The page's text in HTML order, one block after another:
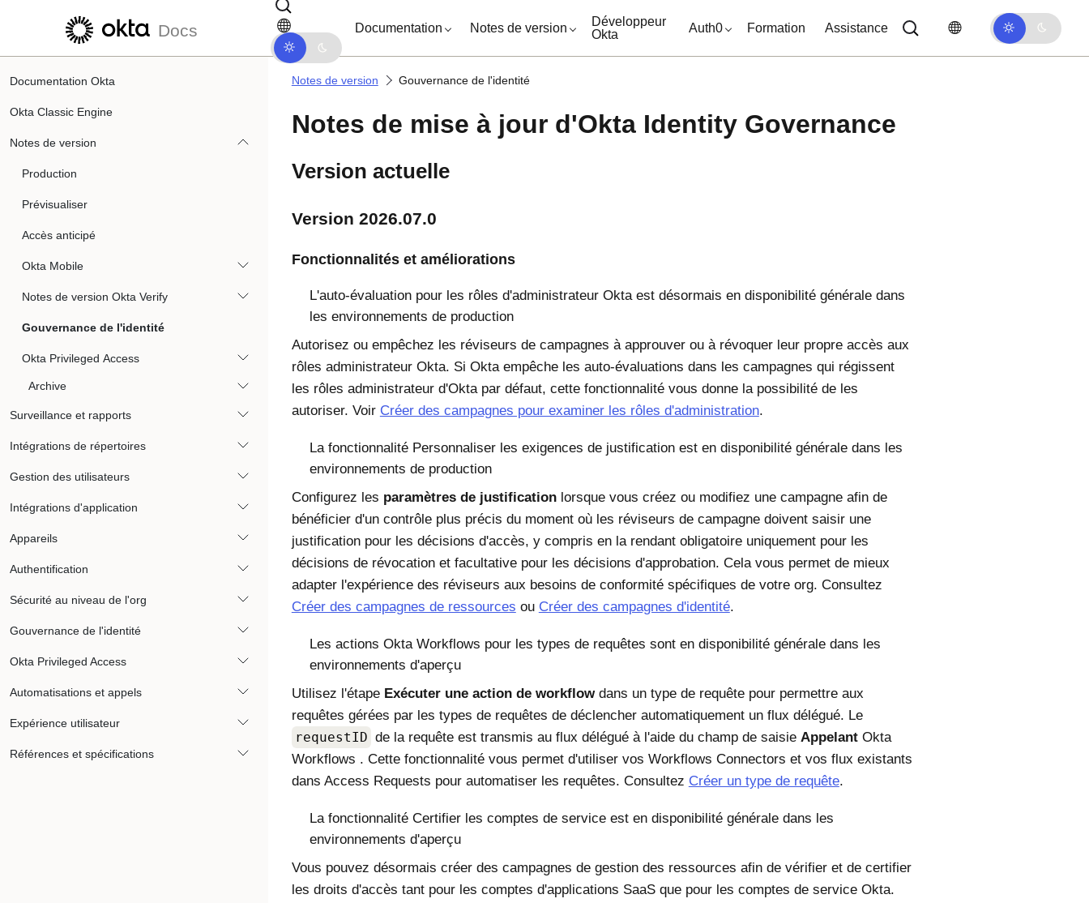
Passer au contenu principal Passer à la navigation dans les documents
Docs Documentation Notes de version
Développeur
Okta
Auth0 Formation Assistance
Documentation Okta
Okta Classic Engine
Notes de version
Production
Prévisualiser
Accès anticipé
Okta Mobile
Notes de version Okta Verify
Gouvernance de l'identité
Okta Privileged Access
Archive
Surveillance et rapports
Intégrations de répertoires
Gestion des utilisateurs
Intégrations d'application
Appareils
Authentification
Sécurité au niveau de l'org
Gouvernance de l'identité
Okta Privileged Access
Automatisations et appels
Expérience utilisateur
Références et spécifications
Notes de version Gouvernance de l'identité
Notes de mise à jour d'Okta Identity Governance
Version actuelle
Version 2026.07.0
Fonctionnalités et améliorations
L'auto-évaluation pour les rôles d'administrateur Okta est désormais en disponibilité générale dans
les environnements de production
Autorisez ou empêchez les réviseurs de campagnes à approuver ou à révoquer leur propre accès aux
rôles administrateur Okta. Si Okta empêche les auto-évaluations dans les campagnes qui régissent
les rôles administrateur d'Okta par défaut, cette fonctionnalité vous donne la possibilité de les
autoriser. Voir Créer des campagnes pour examiner les rôles d'administration.
La fonctionnalité Personnaliser les exigences de justification est en disponibilité générale dans les
environnements de production
Configurez les paramètres de justificationlorsque vous créez ou modifiez une campagne afin de
bénéficier d'un contrôle plus précis du moment où les réviseurs de campagne doivent saisir une
justification pour les décisions d'accès, y compris en la rendant obligatoire uniquement pour les
décisions de révocation et facultative pour les décisions d'approbation. Cela vous permet de mieux
adapter l'expérience des réviseurs aux besoins de conformité spécifiques de votre org. Consultez
Créer des campagnes de ressources ou Créer des campagnes d'identité.
Les actions Okta Workflows pour les types de requêtes sont en disponibilité générale dans les
environnements d'aperçu
Utilisez l'étape Exécuter une action de workflowdans un type de requête pour permettre aux
requêtes gérées par les types de requêtes de déclencher automatiquement un flux délégué. Le
requestID de la requête est transmis au flux délégué à l'aide du champ de saisie AppelantOkta
Workflows . Cette fonctionnalité vous permet d'utiliser vos Workflows Connectors et vos flux existants
dans Access Requests pour automatiser les requêtes. Consultez Créer un type de requête.
La fonctionnalité Certifier les comptes de service est en disponibilité générale dans les
environnements d'aperçu
Vous pouvez désormais créer des campagnes de gestion des ressources afin de vérifier et de certifier
les droits d'accès tant pour les comptes d'applications SaaS que pour les comptes de service Okta.